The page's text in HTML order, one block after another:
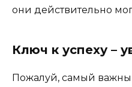
они действительно
Ключ к успеху –
Пожалуй, самый